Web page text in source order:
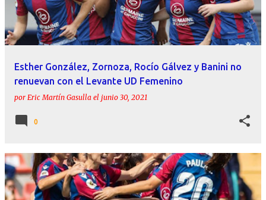
Esther González, Zornoza, Rocío Gálvez y Banini no
renuevan con el Levante UD Femenino
por Eric Martín Gasulla el junio 30, 2021
0